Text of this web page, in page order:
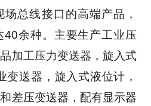
总线接口的高端产品，
余种。主要生产工业压
加工压力变送器，旋入式
变送器，旋入式液位计，
差压变送器，配有显示器